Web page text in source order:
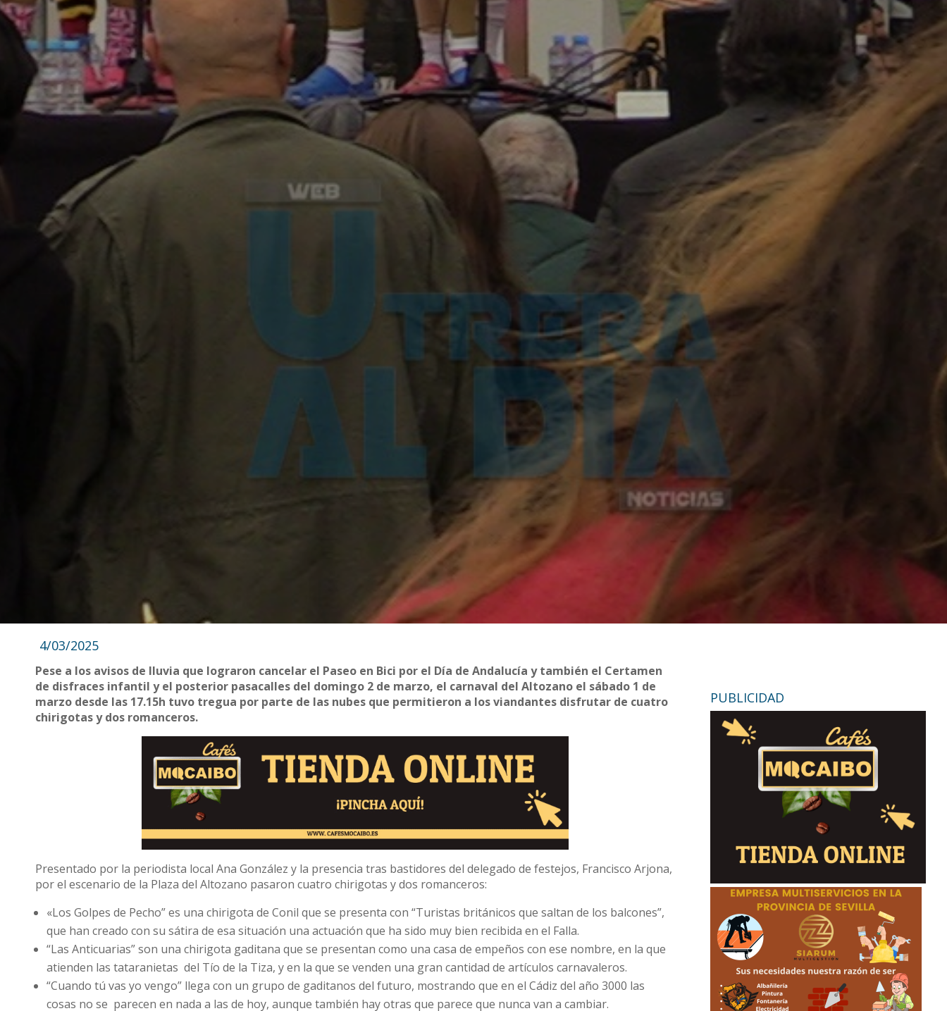
4/03/2025
Pese a los avisos de lluvia que lograron cancelar el Paseo en Bici por el Día de Andalucía y también el Certamen
de disfraces infantil y el posterior pasacalles del domingo 2 de marzo, el carnaval del Altozano el sábado 1 de
marzo desde las 17.15h tuvo tregua por parte de las nubes que permitieron a los viandantes disfrutar de cuatro
chirigotas y dos romanceros.
Presentado por la periodista local Ana González y la presencia tras bastidores del delegado de festejos, Francisco Arjona,
por el escenario de la Plaza del Altozano pasaron cuatro chirigotas y dos romanceros:
«Los Golpes de Pecho” es una chirigota de Conil que se presenta con “Turistas británicos que saltan de los balcones”,
que han creado con su sátira de esa situación una actuación que ha sido muy bien recibida en el Falla.
“Las Anticuarias” son una chirigota gaditana que se presentan como una casa de empeños con ese nombre, en la que
atienden las tataranietas del Tío de la Tiza, y en la que se venden una gran cantidad de artículos carnavaleros.
“Cuando tú vas yo vengo” llega con un grupo de gaditanos del futuro, mostrando que en el Cádiz del año 3000 las
cosas no se parecen en nada a las de hoy, aunque también hay otras que parece que nunca van a cambiar.
PUBLICIDAD